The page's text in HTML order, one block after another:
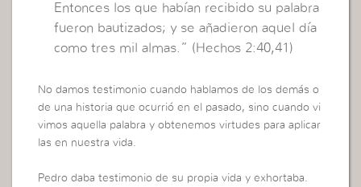
Entonces los que habían recibido su palabra
fueron bautizados; y se añadieron aquel día
como tres mil almas.” (Hechos 2:40,41)
No damos testimonio cuando hablamos de los demás o
de una historia que ocurrió en el pasado, sino cuando vi
vimos aquella palabra y obtenemos virtudes para aplicar
las en nuestra vida.
Pedro daba testimonio de su propia vida y exhortaba.